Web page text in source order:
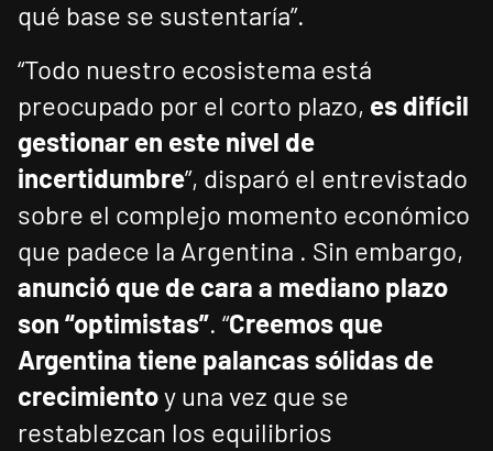
qué base se sustentaría”.
“Todo nuestro ecosistema está
preocupado por el corto plazo, es difícil
gestionar en este nivel de
incertidumbre”, disparó el entrevistado
sobre el complejo momento económico
que padece la Argentina . Sin embargo,
anunció que de cara a mediano plazo
son “optimistas”. “Creemos que
Argentina tiene palancas sólidas de
crecimientoy una vez que se
restablezcan los equilibrios